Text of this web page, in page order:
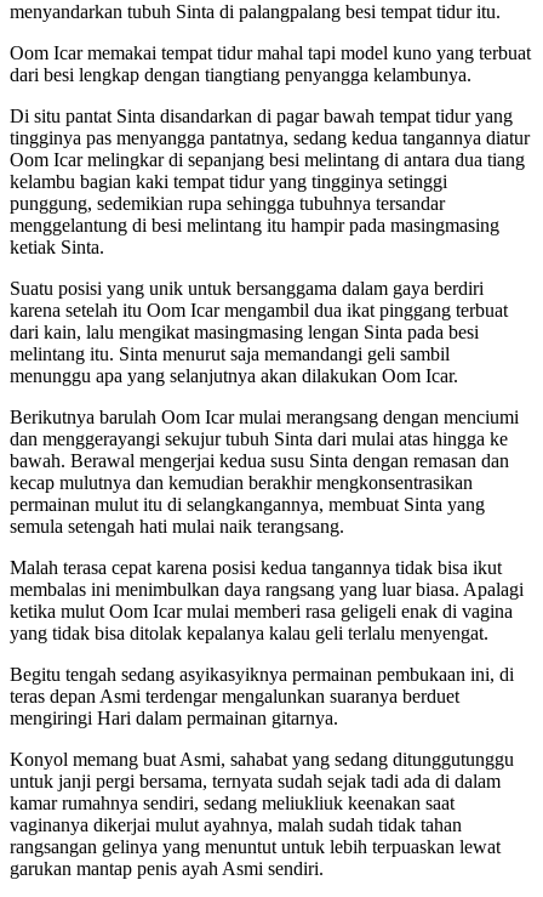
menyandarkan tubuh Sinta di palangpalang besi tempat tidur itu.
Oom Icar memakai tempat tidur mahal tapi model kuno yang terbuat
dari besi lengkap dengan tiangtiang penyangga kelambunya.
Di situ pantat Sinta disandarkan di pagar bawah tempat tidur yang
tingginya pas menyangga pantatnya, sedang kedua tangannya diatur
Oom Icar melingkar di sepanjang besi melintang di antara dua tiang
kelambu bagian kaki tempat tidur yang tingginya setinggi
punggung, sedemikian rupa sehingga tubuhnya tersandar
menggelantung di besi melintang itu hampir pada masingmasing
ketiak Sinta.
Suatu posisi yang unik untuk bersanggama dalam gaya berdiri
karena setelah itu Oom Icar mengambil dua ikat pinggang terbuat
dari kain, lalu mengikat masingmasing lengan Sinta pada besi
melintang itu. Sinta menurut saja memandangi geli sambil
menunggu apa yang selanjutnya akan dilakukan Oom Icar.
Berikutnya barulah Oom Icar mulai merangsang dengan menciumi
dan menggerayangi sekujur tubuh Sinta dari mulai atas hingga ke
bawah. Berawal mengerjai kedua susu Sinta dengan remasan dan
kecap mulutnya dan kemudian berakhir mengkonsentrasikan
permainan mulut itu di selangkangannya, membuat Sinta yang
semula setengah hati mulai naik terangsang.
Malah terasa cepat karena posisi kedua tangannya tidak bisa ikut
membalas ini menimbulkan daya rangsang yang luar biasa. Apalagi
ketika mulut Oom Icar mulai memberi rasa geligeli enak di vagina
yang tidak bisa ditolak kepalanya kalau geli terlalu menyengat.
Begitu tengah sedang asyikasyiknya permainan pembukaan ini, di
teras depan Asmi terdengar mengalunkan suaranya berduet
mengiringi Hari dalam permainan gitarnya.
Konyol memang buat Asmi, sahabat yang sedang ditunggutunggu
untuk janji pergi bersama, ternyata sudah sejak tadi ada di dalam
kamar rumahnya sendiri, sedang meliukliuk keenakan saat
vaginanya dikerjai mulut ayahnya, malah sudah tidak tahan
rangsangan gelinya yang menuntut untuk lebih terpuaskan lewat
garukan mantap penis ayah Asmi sendiri.